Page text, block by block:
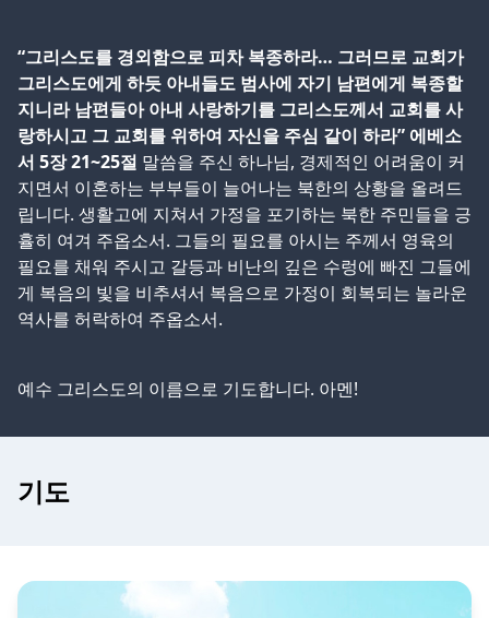
“그리스도를 경외함으로 피차 복종하라… 그러므로 교회가
그리스도에게 하듯 아내들도 범사에 자기 남편에게 복종할
지니라 남편들아 아내 사랑하기를 그리스도께서 교회를 사
랑하시고 그 교회를 위하여 자신을 주심 같이 하라” 에베소
서 5장 21~25절 말씀을 주신 하나님, 경제적인 어려움이 커
지면서 이혼하는 부부들이 늘어나는 북한의 상황을 올려드
립니다. 생활고에 지쳐서 가정을 포기하는 북한 주민들을 긍
휼히 여겨 주옵소서. 그들의 필요를 아시는 주께서 영육의
필요를 채워 주시고 갈등과 비난의 깊은 수렁에 빠진 그들에
게 복음의 빛을 비추셔서 복음으로 가정이 회복되는 놀라운
역사를 허락하여 주옵소서.
예수 그리스도의 이름으로 기도합니다. 아멘!
기도